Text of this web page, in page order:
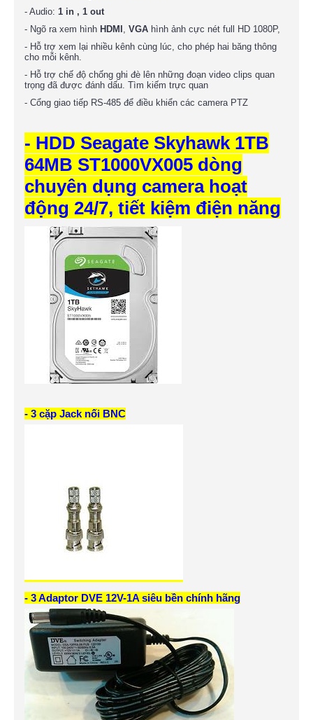
- Audio: 1 in , 1 out
- Ngõ ra xem hình HDMI , VGA hình ảnh cực nét full HD 1080P,
- Hỗ trợ xem lại nhiều kênh cùng lúc, cho phép hai băng thông
cho mỗi kênh.
- Hỗ trợ chế độ chống ghi đè lên những đoạn video clips quan
trọng đã được đánh dấu. Tìm kiếm trực quan
- Cổng giao tiếp RS-485 để điều khiển các camera PTZ
- HDD Seagate Skyhawk 1TB
64MB ST1000VX005 dòng
chuyên dụng camera hoạt
động 24/7, tiết kiệm điện năng
- 3 cặp Jack nối BNC
- 3 Adaptor DVE 12V-1A siêu bền chính hãng